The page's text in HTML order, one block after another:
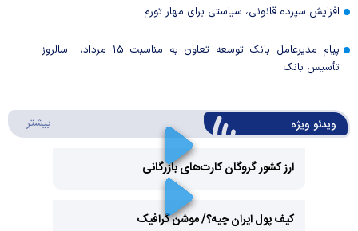
افزایش سپرده قانونی، سیاستی برای مهار تورم
پیام مدیرعامل بانک توسعه تعاون به مناسبت ۱۵ مرداد، سالروز
تأسیس بانک
ویدئو ویژه بیشتر
ارز کشور گروگان کارت‌های بازرگانی
کیف پول ایران چیه؟/ موشن گرافیک